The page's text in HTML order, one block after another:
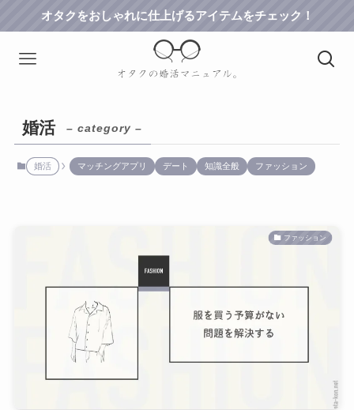
オタクをおしゃれに仕上げるアイテムをチェック！
婚活 – category –
婚活 マッチングアプリ デート 知識全般 ファッション
ファッション